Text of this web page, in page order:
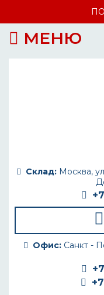
МЕНЮ
Склад:Москва,
Офис:Санкт -